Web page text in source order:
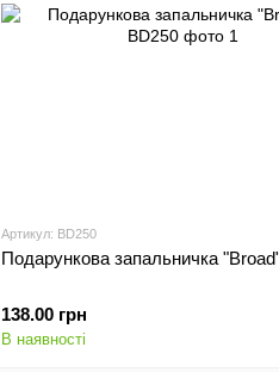
Артикул: BD250
Подарункова запальничка
138.00 грн
В наявності